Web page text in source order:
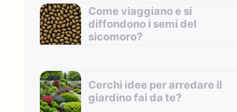
Come viaggiano e si
diffondono i semi del
sicomoro?
Cerchi idee per arredare il
giardino fai da te?